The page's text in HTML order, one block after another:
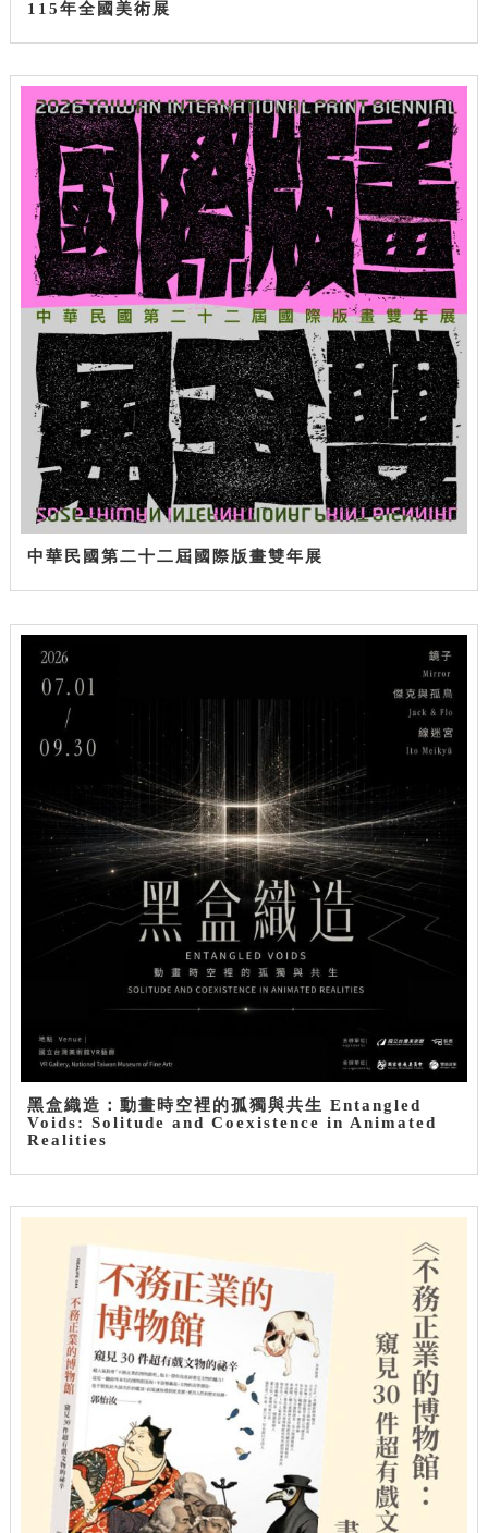
115年全國美術展
中華民國第二十二屆國際版畫雙年展
黑盒織造：動畫時空裡的孤獨與共生 Entangled
Voids: Solitude and Coexistence in Animated
Realities